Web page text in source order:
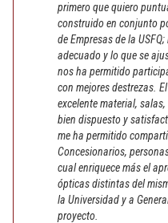
primero que quiero
construido en conjunto
de Empresas de la
adecuado y lo que se
nos ha permitido
con mejores destrezas.
excelente material,
bien dispuesto y
me ha permitido
Concesionarios,
cual enriquece más el
ópticas distintas del
la Universidad y a
proyecto.